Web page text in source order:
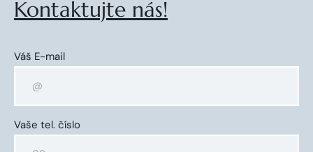
Kontaktujte nás!
Váš E-mail
Vaše tel. číslo